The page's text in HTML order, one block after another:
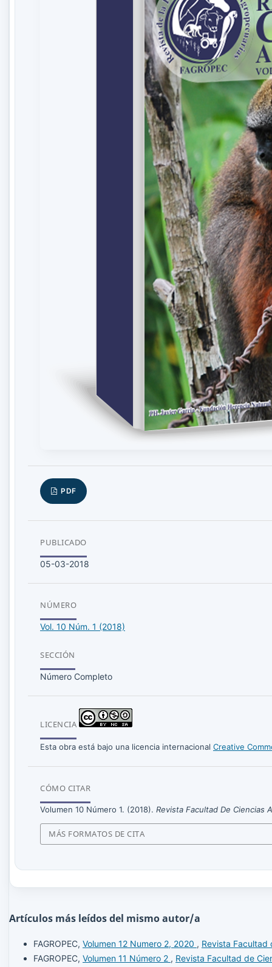
PDF
PUBLICADO
05-03-2018
NÚMERO
Vol. 10 Núm. 1 (2018)
SECCIÓN
Número Completo
LICENCIA
Esta obra está bajo una licencia internacional Creative
CÓMO CITAR
Volumen 10 Número 1. (2018). Revista Facultad De Ciencias
MÁS FORMATOS DE CITA
Artículos más leídos del mismo autor/a
FAGROPEC, Volumen 12 Numero 2, 2020 , Revista Facultad
FAGROPEC, Volumen 11 Número 2 , Revista Facultad de